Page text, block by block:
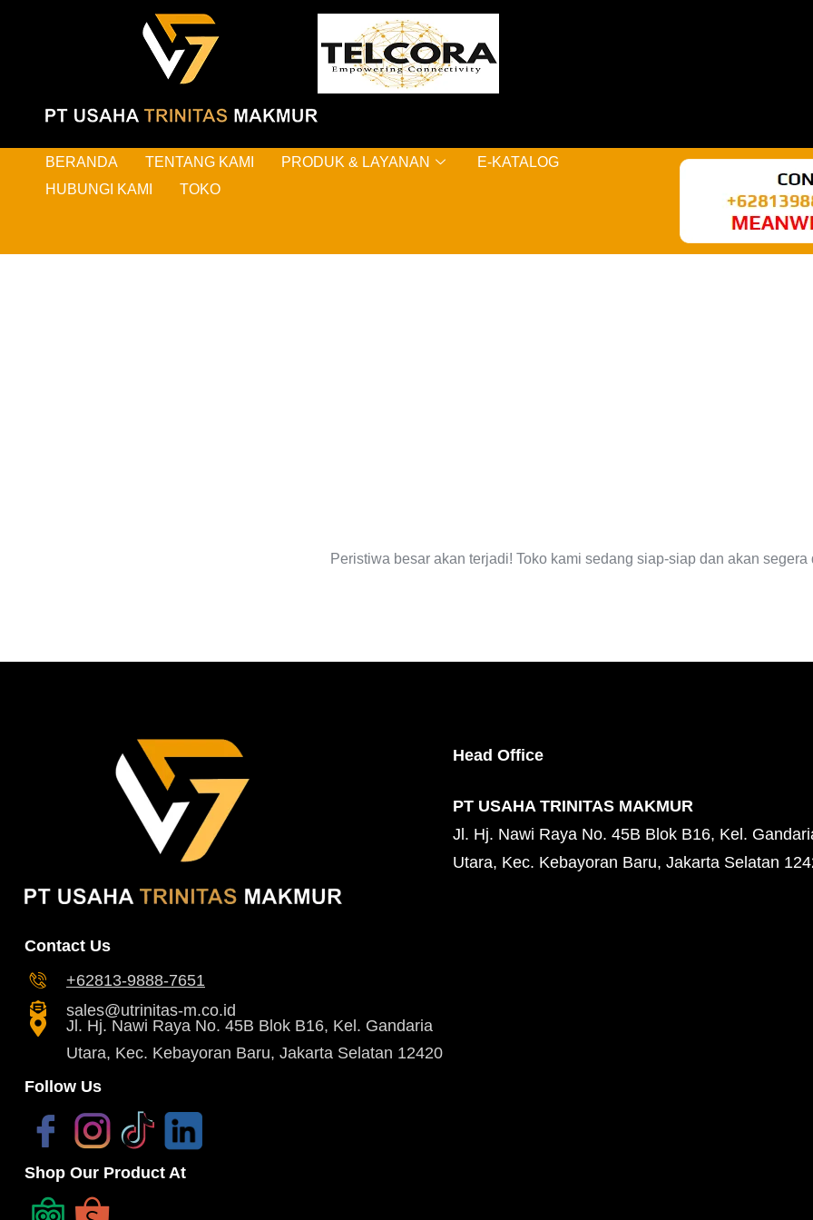
BERANDA TENTANG KAMI PRODUK & LAYANAN
E-KATALOG
HUBUNGI KAMI
TOKO
Peristiwa besar akan terjadi! Toko kami sedang siap-siap dan akan segera
Contact Us
+62813-9888-7651
sales@utrinitas-m.co.id
Jl. Hj. Nawi Raya No. 45B Blok B16, Kel. Gandaria
Utara, Kec. Kebayoran Baru, Jakarta Selatan 12420
Follow Us
Shop Our Product At
Head Office
PT USAHA TRINITAS MAKMUR
Jl. Hj. Nawi Raya No. 45B Blok B16, Kel.
Utara, Kec. Kebayoran Baru, Jakarta Selatan